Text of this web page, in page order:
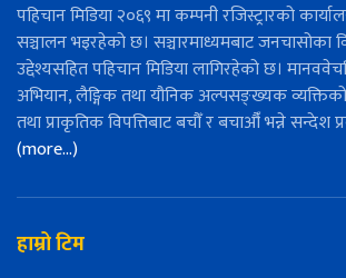
पहिचान मिडिया २०६९ मा कम्पनी रजिस्ट्रारको
सञ्चालन भइरहेको छ। सञ्चारमाध्यमबाट जनचासोका
उद्देश्यसहित पहिचान मिडिया लागिरहेको छ।
अभियान, लैङ्गिक तथा यौनिक अल्पसङ्ख्यक
तथा प्राकृतिक विपत्तिबाट बचौँ र बचाऔँ भन्ने सन्देश
(more…)
हाम्रो टिम